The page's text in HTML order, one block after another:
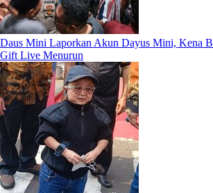
Daus Mini Laporkan Akun Dayus Mini, Kena
Gift Live Menurun